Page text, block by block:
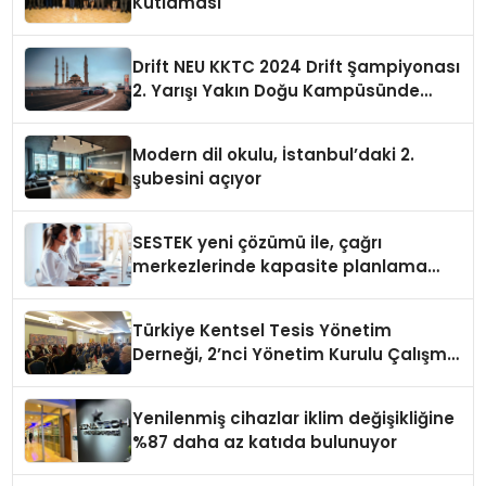
Drift NEU KKTC 2024 Drift Şampiyonası
2. Yarışı Yakın Doğu Kampüsünde
Modern dil okulu, İstanbul’daki 2.
şubesini açıyor
SESTEK yeni çözümü ile, çağrı
merkezlerinde kapasite planlama
Türkiye Kentsel Tesis Yönetim
Derneği, 2’nci Yönetim Kurulu Çalışma
Yenilenmiş cihazlar iklim değişikliğine
%87 daha az katıda bulunuyor